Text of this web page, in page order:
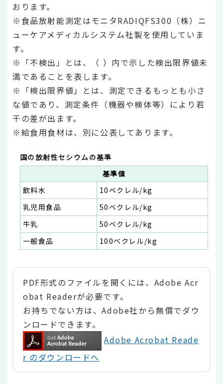
おります。
※食品放射能測定はモニタRADIQFS300（株）ニ
ューケアメディカルシステム社製を使用していま
す。
※「不検出」とは、（ ）内で示した検出限界値未
満であることを表します。
※「検出限界値」とは、測定できるもっとも小さ
な値であり、測定条件（機器や検体等）により若
干の差が出ます。
※給食用食材は、別に公表してあります。
国の放射性セシウムの基準
基準値
飲料水
10ベクレル/kg
乳児用食品
50ベクレル/kg
牛乳
50ベクレル/kg
一般食品
100ベクレル/kg
PDF形式のファイルを開くには、Adobe Acr
obat Readerが必要です。
お持ちでない方は、Adobe社から無償でダウ
ンロードできます。
Adobe Acrobat Reade
r のダウンロードへ